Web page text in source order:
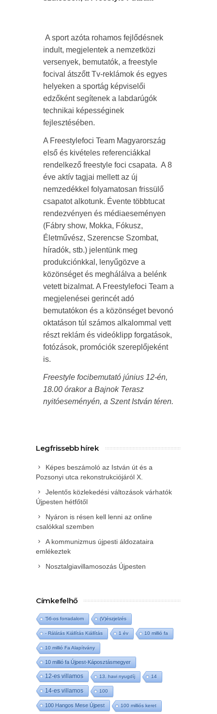
A sport azóta rohamos fejlődésnek
indult, megjelentek a nemzetközi
versenyek, bemutatók, a freestyle
focival átszőtt Tv-reklámok és egyes
helyeken a sportág képviselői
edzőként segítenek a labdarúgók
technikai képességinek
fejlesztésében.
A Freestylefoci Team Magyarország
első és kivételes referenciákkal
rendelkező freestyle foci csapata. A 8
éve aktív tagjai mellett az új
nemzedékkel folyamatosan frissülő
csapatot alkotunk. Évente többtucat
rendezvényen és médiaeseményen
(Fábry show, Mokka, Fókusz,
Életművész, Szerencse Szombat,
híradók, stb.) jelentünk meg
produkciónkkal, lenyűgözve a
közönséget és meghálálva a belénk
vetett bizalmat. A Freestylefoci Team a
megjelenései gerincét adó
bemutatókon és a közönséget bevonó
oktatáson túl számos alkalommal vett
részt reklám és videóklipp forgatások,
fotózások, promóciók szereplőjeként
is.
Freestyle focibemutató június 12-én,
18.00 órakor a Bajnok Terasz
nyitóeseményén, a Szent István téren.
Legfrissebb hírek
Képes beszámoló az István út és a
Pozsonyi utca rekonstrukciójáról X.
Jelentős közlekedési változások várhatók
Újpesten hétfőtől
Nyáron is résen kell lenni az online
csalókkal szemben
A kommunizmus újpesti áldozataira
emlékeztek
Nosztalgiavillamosozás Újpesten
Címkefelhő
'56-os forradalom (V)észjelzés
- Rálátás Kiállítás Kiállítás 1 év 10 millió fa
10 millió Fa Alapítvány
10 millió fa Újpest-Káposztásmegyer
12-es villamos 13. havi nyugdíj 14
14-es villamos 100
100 Hangos Mese Újpest 100 milliós keret